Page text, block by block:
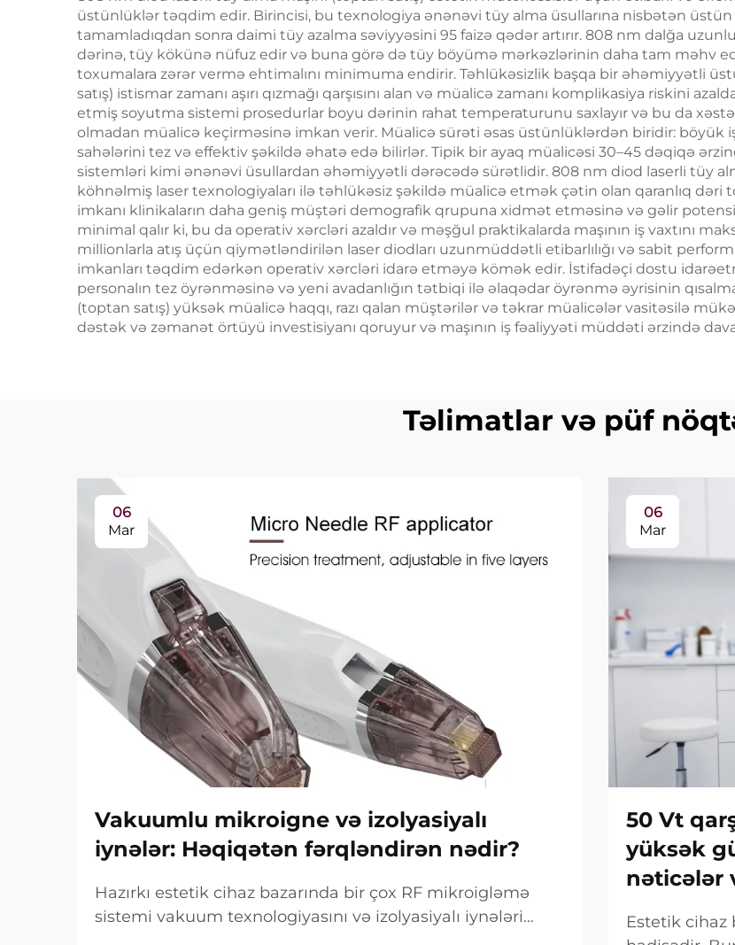
1064 nm diod laser
saç çıxarma maşını
Maşını
Üzün
Emalı,
Bədənin
üstünlüklər təqdim edir. Birincisi, bu texnologiya ənənəvi tüy alma üsullarına nisbətən üstün
tamamladıqdan sonra daimi tüy azalma səviyyəsini 95 faizə qədər artırır. 808 nm dalğa
dərinə, tüy kökünə nüfuz edir və buna görə də tüy böyümə mərkəzlərinin daha tam məhv
toxumalara zərər vermə ehtimalını minimuma endirir. Təhlükəsizlik başqa bir əhəmiyyətli
satış) istismar zamanı aşırı qızmağı qarşısını alan və müalicə zamanı komplikasiya riskini
etmiş soyutma sistemi prosedurlar boyu dərinin rahat temperaturunu saxlayır və bu da
olmadan müalicə keçirməsinə imkan verir. Müalicə sürəti əsas üstünlüklərdən biridir: böyük
sahələrini tez və effektiv şəkildə əhatə edə bilirlər. Tipik bir ayaq müalicəsi 30–45 dəqiqə
sistemləri kimi ənənəvi üsullardan əhəmiyyətli dərəcədə sürətlidir. 808 nm diod laserli tüy
köhnəlmiş laser texnologiyaları ilə təhlükəsiz şəkildə müalicə etmək çətin olan qaranlıq dəri
imkanı klinikaların daha geniş müştəri demografik qrupuna xidmət etməsinə və gəlir
minimal qalır ki, bu da operativ xərcləri azaldır və məşğul praktikalarda maşının iş vaxtını
millionlarla atış üçün qiymətləndirilən laser diodları uzunmüddətli etibarlılığı və sabit
imkanları təqdim edərkən operativ xərcləri idarə etməyə kömək edir. İstifadəçi dostu
personalın tez öyrənməsinə və yeni avadanlığın tətbiqi ilə əlaqədar öyrənmə əyrisinin
(toptan satış) yüksək müalicə haqqı, razı qalan müştərilər və təkrar müalicələr vasitəsilə
dəstək və zəmanət örtüyü investisiyanı qoruyur və maşının iş fəaliyyəti müddəti ərzində
Təlimatlar və püf
06
Mar
Vakuumlu mikroigne və izolyasiyalı
iynələr: Həqiqətən fərqləndirən nədir?
Hazırkı estetik cihaz bazarında bir çox RF mikroigləmə
sistemi vakuum texnologiyasını və izolyasiyalı iynələri
06
Mar
50 Vt
yüksək
nəticələr
Estetik cihaz